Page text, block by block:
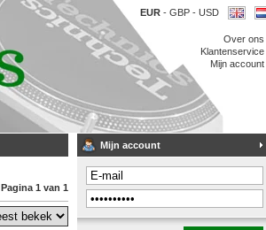
EUR - GBP - USD
Over ons
Klantenservice
Mijn account
Pagina 1 van 1
Mijn account